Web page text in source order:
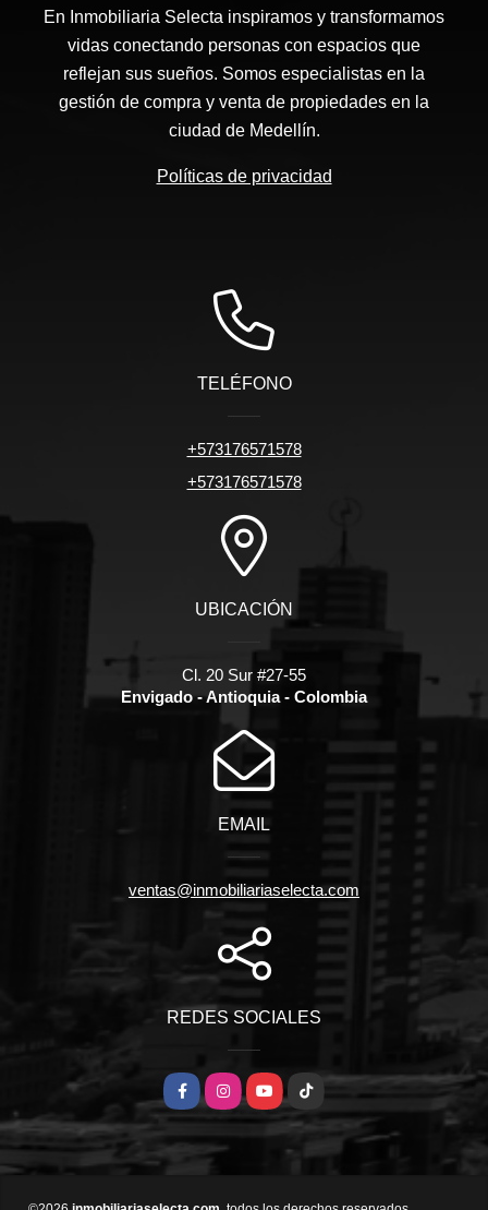
En Inmobiliaria Selecta inspiramos y transformamos
vidas conectando personas con espacios que
reflejan sus sueños. Somos especialistas en la
gestión de compra y venta de propiedades en la
ciudad de Medellín.
Políticas de privacidad
TELÉFONO
+573176571578
+573176571578
UBICACIÓN
Cl. 20 Sur #27-55
Envigado - Antioquia - Colombia
EMAIL
ventas@inmobiliariaselecta.com
REDES SOCIALES
FacebookInstagramYouTubeTikTok